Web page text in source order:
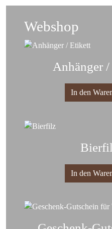
Webshop
Anhänger
In den
In den